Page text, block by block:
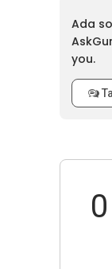
Ada
you.
0